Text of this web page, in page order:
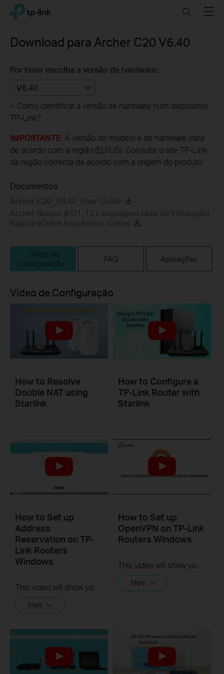
Click
navigation
TP-Link, Reliably Smart SearchMenu
Download para Archer C20 V6.40
Por favor escolha a versão de hardware:
V6.40
> Como identificar a versão de hardware num dispositivo
TP-Link?
IMPORTANTE: A versão do modelo e de hardware varia
de acordo com a região (EU/US). Consulte o site TP-Link
da região correcta de acordo com a origem do produto.
Documentos
Archer C20_V6.40_User Guide
Archer Router (EU1_12 Languages) Guia de Instalação
Rápido (Quick Installation Guide)
Vídeo de
Configuração
FAQ Aplicações
Vídeo de Configuração
How to Resolve
Double NAT using
Starlink
How to Configure a
TP-Link Router with
Starlink
How to Set up
Address
Reservation on TP-
Link Routers
Windows
This video will show you how to set up Address Reservation on TP-Link routers.
Mais
How to Set up
OpenVPN on TP-Link
Routers Windows
This video will show you how to set up OpenVPN on a TP-Link Wi-Fi router. For more information, visit www.tp-link.com/support.
Mais